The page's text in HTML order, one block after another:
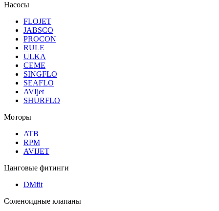
Насосы
FLOJET
JABSCO
PROCON
RULE
ULKA
CEME
SINGFLO
SEAFLO
AVIjet
SHURFLO
Моторы
ATB
RPM
AVIJET
Цанговые фитинги
DMfit
Соленоидные клапаны